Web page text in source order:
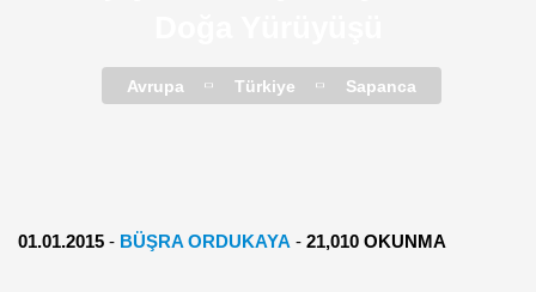
Avrupa Türkiye Sapanca
01.01.2015 - BÜŞRA ORDUKAYA - 21,010 OKUNMA